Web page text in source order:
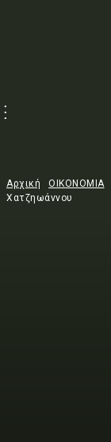
Αρχική ΟΙΚΟΝΟΜΙΑ
Χατζηωάννου